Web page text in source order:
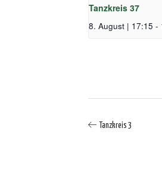
Tanzkreis 37
8. August | 17:15 -
Tanzkreis 3